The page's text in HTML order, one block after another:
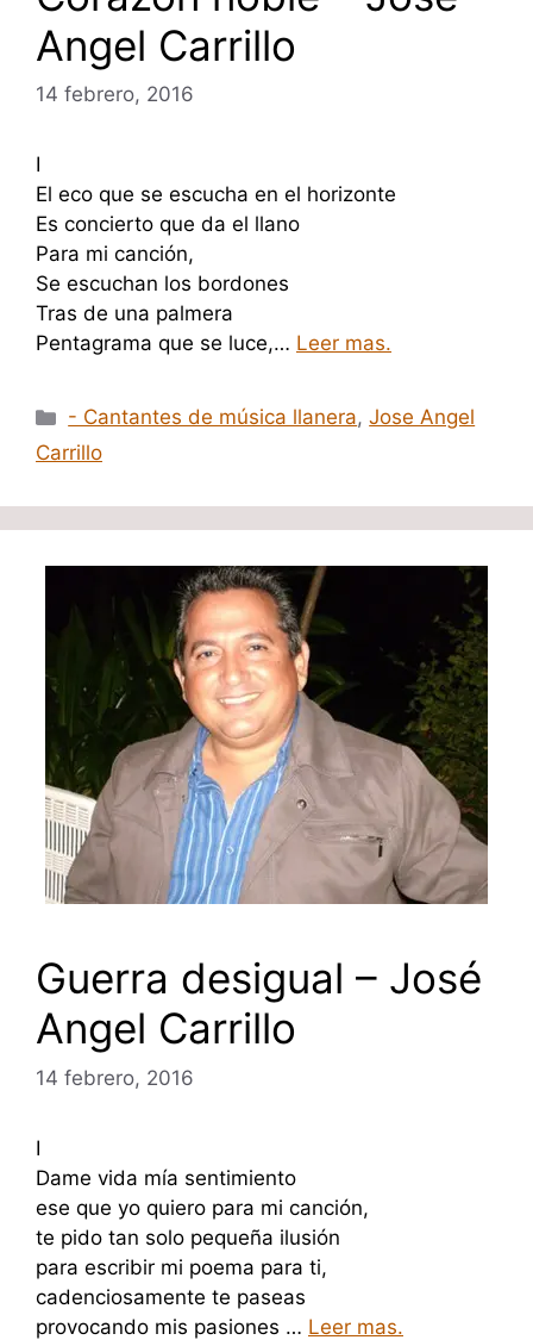
Angel Carrillo
14 febrero, 2016
I
El eco que se escucha en el horizonte
Es concierto que da el llano
Para mi canción,
Se escuchan los bordones
Tras de una palmera
Pentagrama que se luce,… Leer mas.
Categorías
- Cantantes de música llanera,Jose Angel
Carrillo
Guerra desigual – José
Angel Carrillo
14 febrero, 2016
I
Dame vida mía sentimiento
ese que yo quiero para mi canción,
te pido tan solo pequeña ilusión
para escribir mi poema para ti,
cadenciosamente te paseas
provocando mis pasiones … Leer mas.